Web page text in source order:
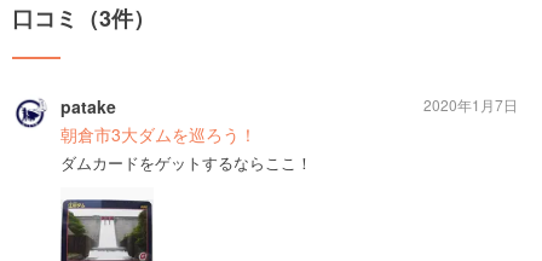
口コミ（3件）
patake
朝倉市3大ダムを巡ろう！
ダムカードをゲットするならここ！
2020年1月7日